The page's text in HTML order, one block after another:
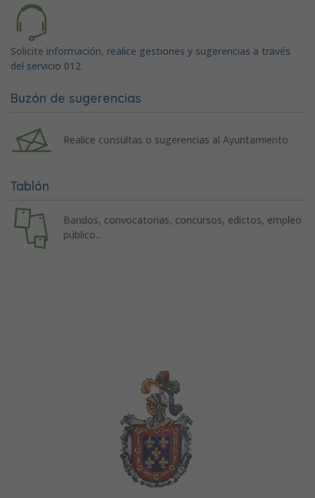
Solicite información, realice gestiones y sugerencias a través
del servicio 012
Buzón de sugerencias
Realice consultas o sugerencias al Ayuntamiento
Tablón
Bandos, convocatorias, concursos, edictos, empleo
público...